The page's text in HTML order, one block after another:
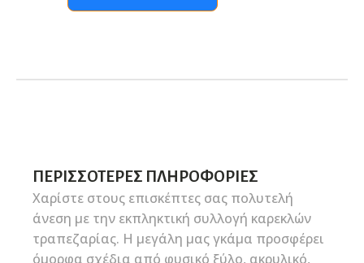
ΠΕΡΙΣΣΌΤΕΡΕΣ ΠΛΗΡΟΦΟΡΊΕΣ
Χαρίστε στους επισκέπτες σας πολυτελή
άνεση με την εκπληκτική συλλογή καρεκλών
τραπεζαρίας. Η μεγάλη μας γκάμα προσφέρει
όμορφα σχέδια από φυσικό ξύλο, ακρυλικό,